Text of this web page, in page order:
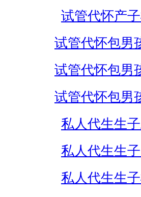
试管代怀产
试管代怀包男
试管代怀包男
试管代怀包男
私人代生生
私人代生生
私人代生生